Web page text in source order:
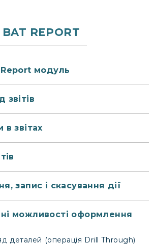
BAT REPORT
модуль
звітів
в звітах
запис і скасування дії
можливості оформлення
деталей (операція Drill Through)